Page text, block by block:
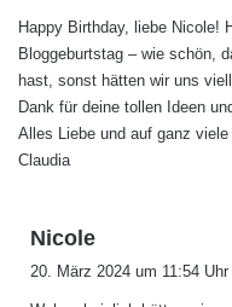
t
:
Happy Birthday, liebe Nicole!
Bloggeburtstag – wie schön,
hast, sonst hätten wir uns
Dank für deine tollen Ideen
Alles Liebe und auf ganz
Claudia
Nicole
a
20. März 2024 um 11:54 Uhr